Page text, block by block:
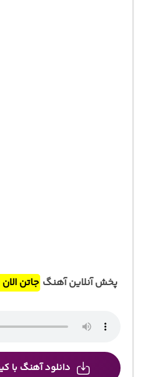
پخش آنلاین آهنگ جاتن
دانلود آهنگ با